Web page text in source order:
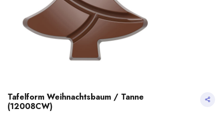
Tafelform Weihnachtsbaum / Tanne
(12008CW)